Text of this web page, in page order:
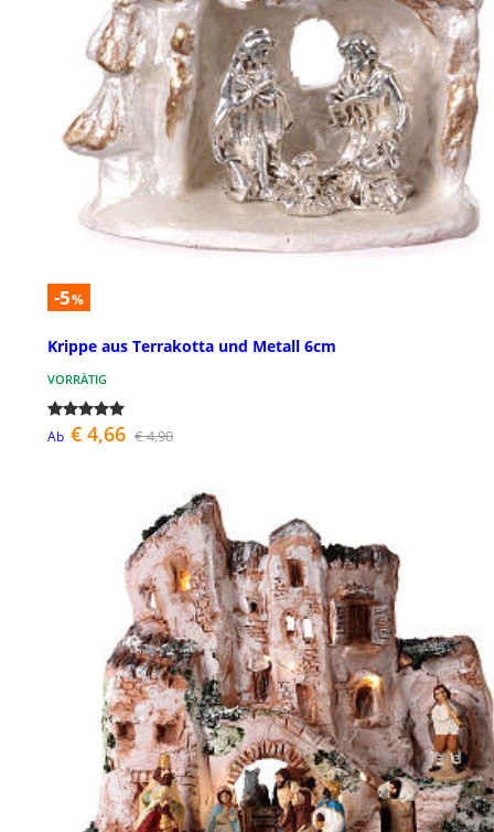
-5%
Krippe aus Terrakotta und Metall 6cm
VORRÄTIG
Ab € 4,66 € 4,90